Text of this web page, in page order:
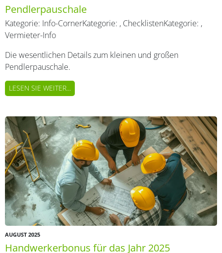
Pendlerpauschale
Kategorie: Info-CornerKategorie: , ChecklistenKategorie: ,
Vermieter-Info
Die wesentlichen Details zum kleinen und großen
Pendlerpauschale.
LESEN SIE WEITER...
AUGUST 2025
Handwerkerbonus für das Jahr 2025